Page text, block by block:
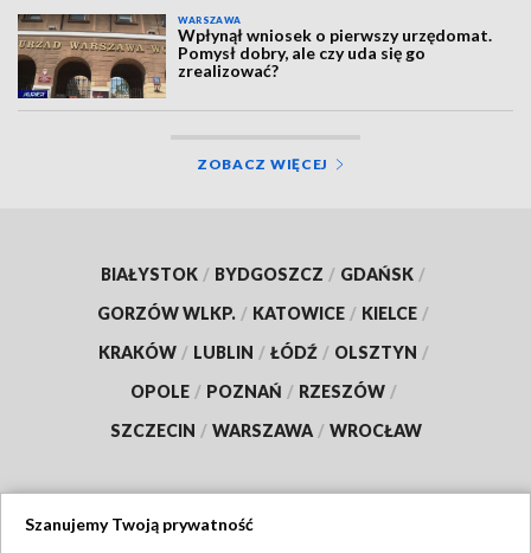
WARSZAWA
Wpłynął wniosek o pierwszy urzędomat.
Pomysł dobry, ale czy uda się go
zrealizować?
ZOBACZ WIĘCEJ
BIAŁYSTOK / BYDGOSZCZ / GDAŃSK /
GORZÓW WLKP. / KATOWICE / KIELCE /
KRAKÓW / LUBLIN / ŁÓDŹ / OLSZTYN /
OPOLE / POZNAŃ / RZESZÓW /
SZCZECIN / WARSZAWA / WROCŁAW
Szanujemy Twoją prywatność